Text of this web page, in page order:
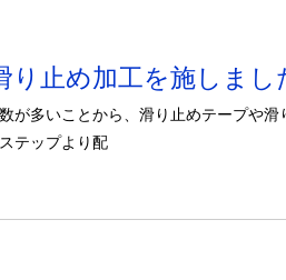
止め加工を施しまし
が多いことから、滑り止めテープや
テップより配